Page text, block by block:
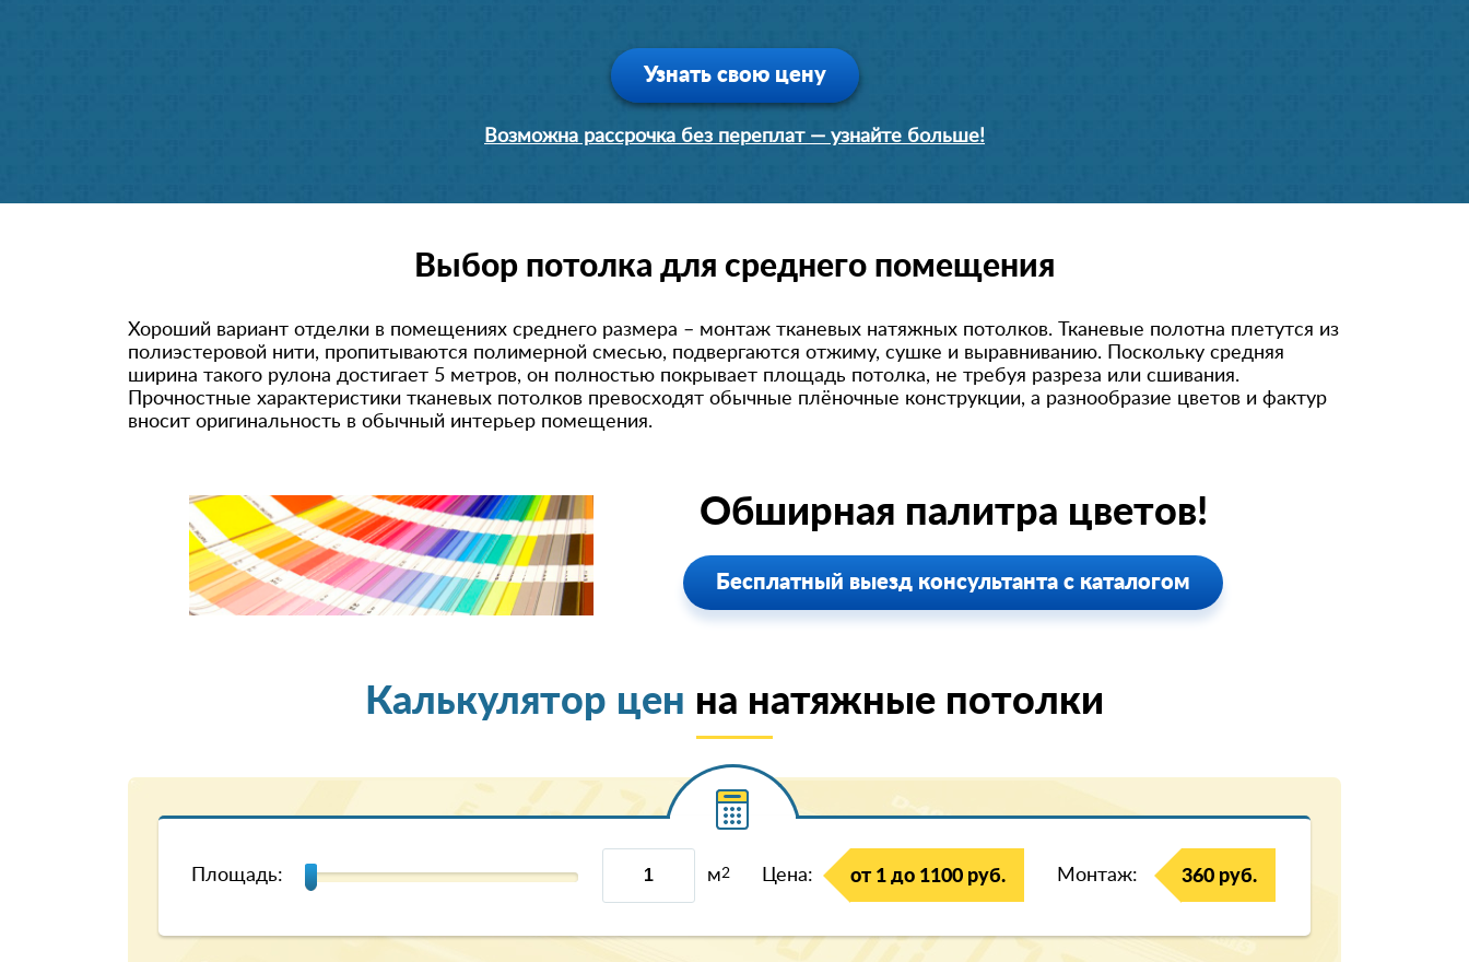
Узнать свою цену
Возможна рассрочка без переплат — узнайте больше!
Выбор потолка для среднего помещения
Хороший вариант отделки в помещениях среднего размера – монтаж тканевых натяжных потолков. Тканевые полотна плетутся из
полиэстеровой нити, пропитываются полимерной смесью, подвергаются отжиму, сушке и выравниванию. Поскольку средняя
ширина такого рулона достигает 5 метров, он полностью покрывает площадь потолка, не требуя разреза или сшивания.
Прочностные характеристики тканевых потолков превосходят обычные плёночные конструкции, а разнообразие цветов и фактур
вносит оригинальность в обычный интерьер помещения.
Обширная палитра цветов!
Бесплатный выезд консультанта с каталогом
Калькулятор цен на натяжные потолки
Площадь: м2 Цена: от 1 до 1100 руб. Монтаж: 360 руб.